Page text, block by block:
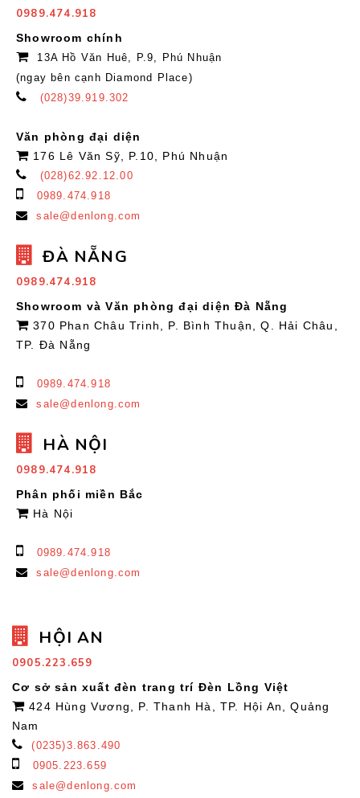
0989.474.918
Showroom chính
13A Hồ Văn Huê, P.9, Phú Nhuận
(ngay bên cạnh Diamond Place)
(028)39.919.302
Văn phòng đại diện
176 Lê Văn Sỹ, P.10, Phú Nhuận
(028)62.92.12.00
0989.474.918
sale@denlong.com
ĐÀ NẴNG
0989.474.918
Showroom và Văn phòng đại diện Đà Nẵng
370 Phan Châu Trinh, P. Bình Thuận, Q. Hải Châu,
TP. Đà Nẵng
0989.474.918
sale@denlong.com
HÀ NỘI
0989.474.918
Phân phối miền Bắc
Hà Nội
0989.474.918
sale@denlong.com
HỘI AN
0905.223.659
Cơ sở sản xuất đèn trang trí Đèn Lồng Việt
424 Hùng Vương, P. Thanh Hà, TP. Hội An, Quảng
Nam
(0235)3.863.490
0905.223.659
sale@denlong.com